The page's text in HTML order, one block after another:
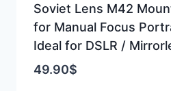
Soviet Lens M42
for Manual Focus
Ideal for DSLR /
49.90$